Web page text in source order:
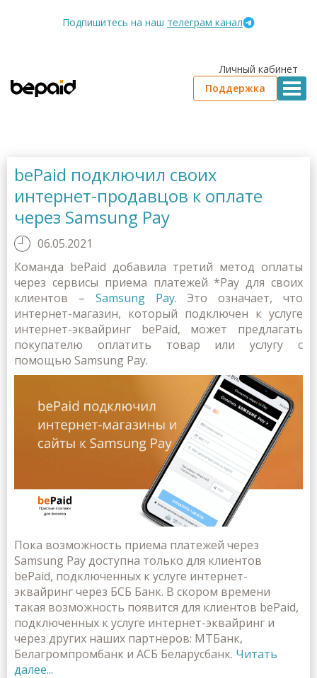
Подпишитесь на наш телеграм канал
Поддержка
Личный кабинет
bePaid подключил своих
интернет-продавцов к оплате
через Samsung Pay
06.05.2021
Команда bePaid добавила третий метод оплаты
через сервисы приема платежей *Pay для своих
клиентов – Samsung Pay. Это означает, что
интернет-магазин, который подключен к услуге
интернет-эквайринг bePaid, может предлагать
покупателю оплатить товар или услугу с
помощью Samsung Pay.
Пока возможность приема платежей через
Samsung Pay доступна только для клиентов
bePaid, подключенных к услуге интернет-
эквайринг через БСБ Банк. В скором времени
такая возможность появится для клиентов bePaid,
подключенных к услуге интернет-эквайринг и
через других наших партнеров: МТБанк,
Белагромпромбанк и АСБ Беларусбанк. Читать
далее...